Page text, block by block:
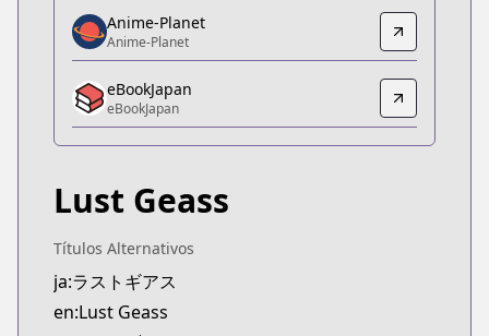
https://www.amazon.co.jp/dp/B07PJM8LXS
Anime-Planet
Anime-Planet
https://www.anime-planet.com/manga/lust-geass
eBookJapan
eBookJapan
Official Raw
https://comic-walker.com/contents/detail/
Kitsu
Kitsu
Anime-Planet
Anime-Planet
eBookJapan
eBookJapan
Lust Geass
Títulos Alternativos
ja:ラストギアス
en:Lust Geass